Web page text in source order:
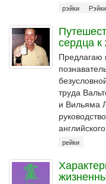
рэйки
сердца к
Предлагаю
труда
и Вильяма
рейки